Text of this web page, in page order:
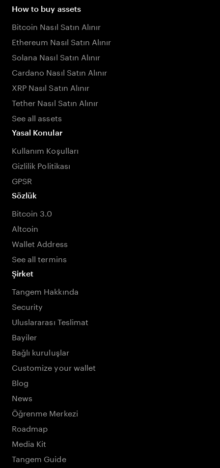
How to buy assets
Bitcoin Nasıl Satın Alınır
Ethereum Nasıl Satın Alınır
Solana Nasıl Satın Alınır
Cardano Nasıl Satın Alınır
XRP Nasıl Satın Alınır
Tether Nasıl Satın Alınır
See all assets
Yasal Konular
Kullanım Koşulları
Gizlilik Politikası
GPSR
Sözlük
Bitcoin 3.0
Altcoin
Wallet Address
See all termins
Şirket
Tangem Hakkında
Security
Uluslararası Teslimat
Bayiler
Bağlı kuruluşlar
Customize your wallet
Blog
News
Öğrenme Merkezi
Roadmap
Media Kit
Tangem Guide